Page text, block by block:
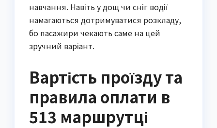
навчання. Навіть у дощ чи сніг водії
намагаються дотримуватися розкладу,
бо пасажири чекають саме на цей
зручний варіант.
Вартість проїзду та
правила оплати в
513 маршрутці